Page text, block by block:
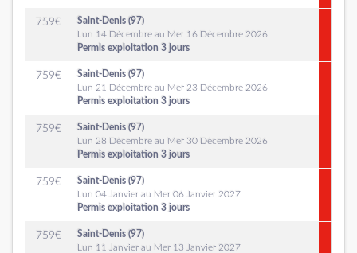
759€
Saint-Denis (97)
Lun 14 Décembre au Mer 16 Décembre 2026
Permis exploitation 3 jours
759€
Saint-Denis (97)
Lun 21 Décembre au Mer 23 Décembre 2026
Permis exploitation 3 jours
759€
Saint-Denis (97)
Lun 28 Décembre au Mer 30 Décembre 2026
Permis exploitation 3 jours
759€
Saint-Denis (97)
Lun 04 Janvier au Mer 06 Janvier 2027
Permis exploitation 3 jours
759€
Saint-Denis (97)
Lun 11 Janvier au Mer 13 Janvier 2027